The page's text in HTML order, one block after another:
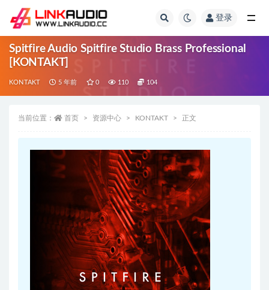
登录
Spitfire Audio Spitfire Studio Brass Professional
[KONTAKT]
KONTAKT 5 年前 0 110 104
当前位置： 首页 资源中心 KONTAKT 正文